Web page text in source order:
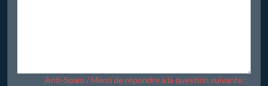
Anti-Spam / Merci de répondre à la question suivante :